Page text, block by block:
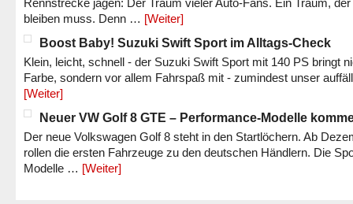
Rennstrecke jagen: Der Traum vieler Auto-Fans. Ein Traum,
bleiben muss. Denn … [Weiter]
Boost Baby! Suzuki Swift Sport im Alltags-Check
Klein, leicht, schnell - der Suzuki Swift Sport mit 140 PS bringt
Farbe, sondern vor allem Fahrspaß mit - zumindest unser
[Weiter]
Neuer VW Golf 8 GTE – Performance-Modelle
Der neue Volkswagen Golf 8 steht in den Startlöchern. Ab
rollen die ersten Fahrzeuge zu den deutschen Händlern. Die
Modelle … [Weiter]